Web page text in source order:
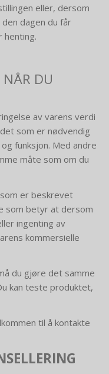
eller, dersom
dagen du får
henting.
DU
av varens verdi
som er nødvendig
funksjon. Med andre
måte som om du
er beskrevet
som betyr at dersom
ingenting av
kommersielle
du gjøre det samme
kan teste produktet,
til å kontakte